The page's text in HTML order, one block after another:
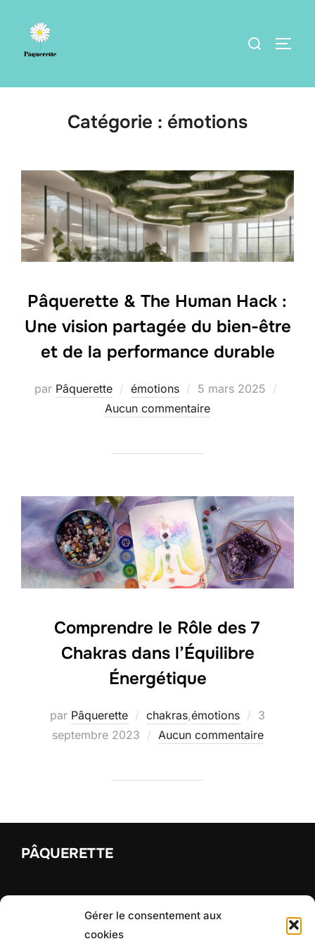
Gérer le consentement aux
cookies
Catégorie : émotions
Pâquerette & The Human Hack :
Une vision partagée du bien-être
et de la performance durable
par Pâquerette émotions
5 mars 2025
Aucun commentaire
Comprendre le Rôle des 7
Chakras dans l’Équilibre
Énergétique
par Pâquerette chakras,émotions
3
septembre 2023
Aucun commentaire
PÂQUERETTE
Une application d'audios dédiée au bien-être émotionnel